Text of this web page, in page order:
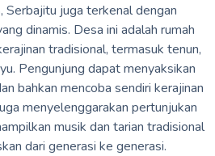
Serbajitu juga terkenal dengan
dinamis. Desa ini adalah rumah
tradisional, termasuk tenun,
Pengunjung dapat menyaksikan
bahkan mencoba sendiri kerajinan
menyelenggarakan pertunjukan
musik dan tarian tradisional
dari generasi ke generasi.